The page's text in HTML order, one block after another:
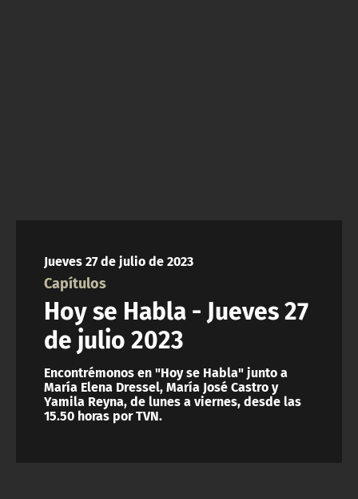
Jueves 27 de julio de 2023
Capítulos
Hoy se Habla - Jueves 27
de julio 2023
Encontrémonos en "Hoy se Habla" junto a
María Elena Dressel, María José Castro y
Yamila Reyna, de lunes a viernes, desde las
15.50 horas por TVN.